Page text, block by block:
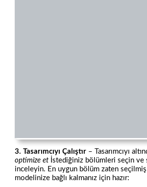
3. Tasarımcıyı Çalıştır– Tasarımcıyı
optimize et İstediğiniz bölümleri seçin ve
inceleyin. En uygun bölüm zaten
modelinize bağlı kalmanız için hazır: